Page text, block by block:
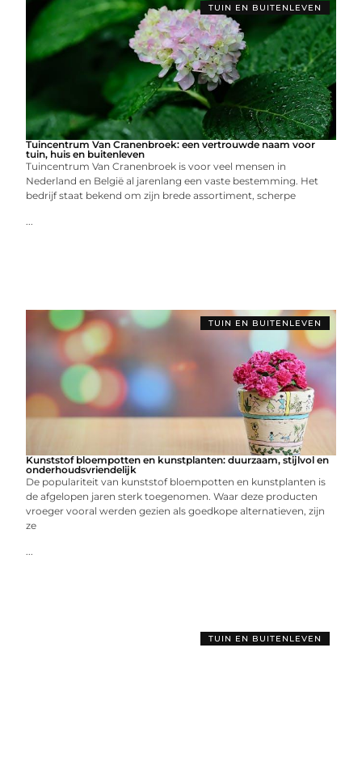
TUIN EN BUITENLEVEN
Tuincentrum Van Cranenbroek: een vertrouwde naam voor
tuin, huis en buitenleven
Tuincentrum Van Cranenbroek is voor veel mensen in
Nederland en België al jarenlang een vaste bestemming. Het
bedrijf staat bekend om zijn brede assortiment, scherpe
...
TUIN EN BUITENLEVEN
Kunststof bloempotten en kunstplanten: duurzaam, stijlvol en
onderhoudsvriendelijk
De populariteit van kunststof bloempotten en kunstplanten is
de afgelopen jaren sterk toegenomen. Waar deze producten
vroeger vooral werden gezien als goedkope alternatieven, zijn
ze
...
TUIN EN BUITENLEVEN